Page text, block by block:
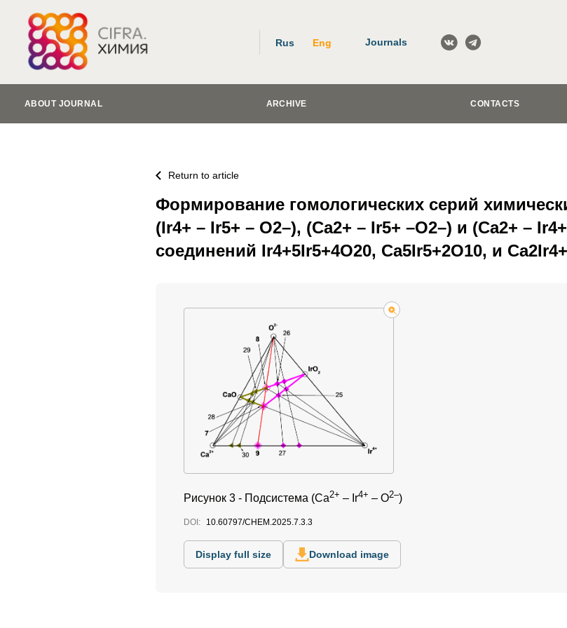
Rus Eng Journals
ABOUT JOURNAL ARCHIVE CONTACTS
Return to article
Формирование гомологических серий
(Ir4+ – Ir5+ – O2–), (Ca2+ – Ir5+ –O2–) и (Ca2+ –
соединений Ir4+5Ir5+4O20, Ca5Ir5+2O10, и
Рисунок 3 - Подсистема (Ca2+ – Ir4+ – O2–)
DOI: 10.60797/CHEM.2025.7.3.3
Display full size Download image